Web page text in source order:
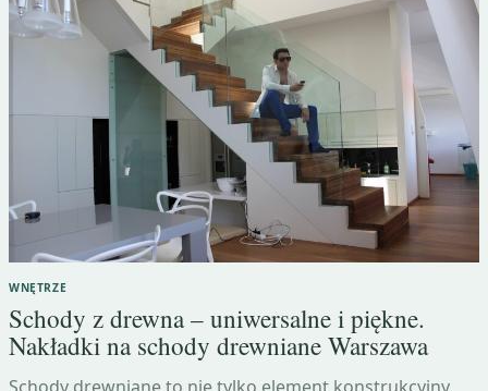
WNĘTRZE
Schody z drewna – uniwersalne i piękne.
Nakładki na schody drewniane Warszawa